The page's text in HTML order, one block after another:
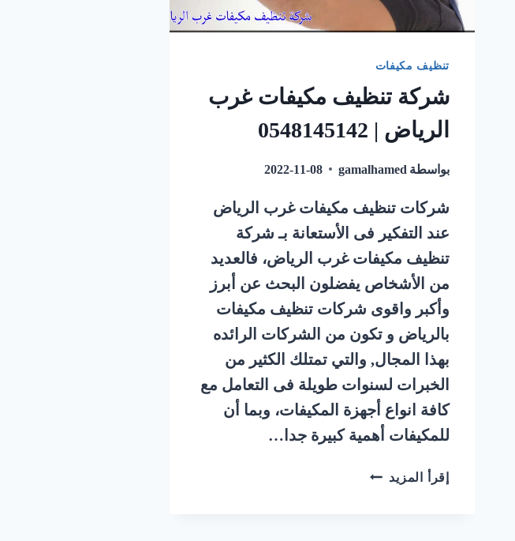
تنظيف مكيفات
شركة تنظيف مكيفات غرب
الرياض | 0548145142
بواسطة gamalhamed
2022-11-08
شركات تنظيف مكيفات غرب الرياض
عند التفكير فى الأستعانة بـ شركة
تنظيف مكيفات غرب الرياض، فالعديد
من الأشخاص يفضلون البحث عن أبرز
وأكبر واقوى شركات تنظيف مكيفات
بالرياض و تكون من الشركات الرائده
بهذا المجال, والتي تمتلك الكثير من
الخبرات لسنوات طويلة فى التعامل مع
كافة انواع أجهزة المكيفات، وبما أن
للمكيفات أهمية كبيرة جدا…
إقرأ المزيد شركة